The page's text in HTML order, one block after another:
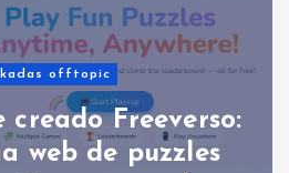
Frikadas offtopic Libros IA
Ya disponible en
Amazon: El libro que
explica El Origen De